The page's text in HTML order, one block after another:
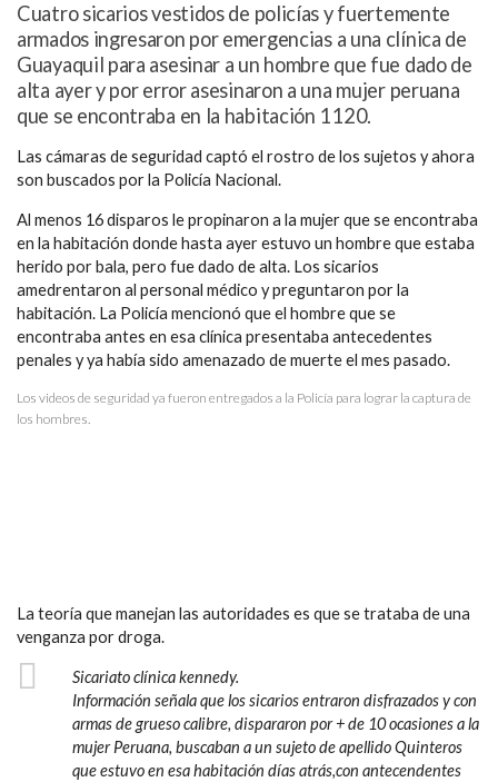
Cuatro sicarios vestidos de policías y fuertemente
armados ingresaron por emergencias a una clínica de
Guayaquil para asesinar a un hombre que fue dado de
alta ayer y por error asesinaron a una mujer peruana
que se encontraba en la habitación 1120.
Las cámaras de seguridad captó el rostro de los sujetos y ahora
son buscados por la Policía Nacional.
Al menos 16 disparos le propinaron a la mujer que se encontraba
en la habitación donde hasta ayer estuvo un hombre que estaba
herido por bala, pero fue dado de alta. Los sicarios
amedrentaron al personal médico y preguntaron por la
habitación. La Policía mencionó que el hombre que se
encontraba antes en esa clínica presentaba antecedentes
penales y ya había sido amenazado de muerte el mes pasado.
Los videos de seguridad ya fueron entregados a la Policía para lograr la captura de
los hombres.
La teoría que manejan las autoridades es que se trataba de una
venganza por droga.
Sicariato clínica kennedy.
Información señala que los sicarios entraron disfrazados y con
armas de grueso calibre, dispararon por + de 10 ocasiones a la
mujer Peruana, buscaban a un sujeto de apellido Quinteros
que estuvo en esa habitación días atrás,con antecendentes